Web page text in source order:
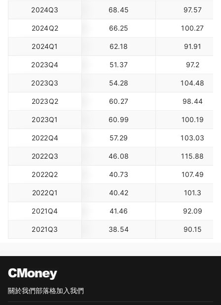
2024Q3 68.45 97.57
2024Q2 66.25 100.27
2024Q1 62.18 91.91
2023Q4 51.37 97.2
2023Q3 54.28 104.48
2023Q2 60.27 98.44
2023Q1 60.99 100.19
2022Q4 57.29 103.03
2022Q3 46.08 115.88
2022Q2 40.73 107.49
2022Q1 40.42 101.3
2021Q4 41.46 92.09
2021Q3 38.54 90.15
關於我們部落格加入我們